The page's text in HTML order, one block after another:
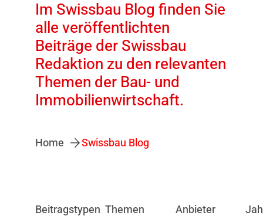
Im Swissbau Blog finden Sie
alle veröffentlichten
Beiträge der Swissbau
Redaktion zu den relevanten
Themen der Bau- und
Immobilienwirtschaft.
Home Swissbau Blog
Beitragstypen Themen Anbieter